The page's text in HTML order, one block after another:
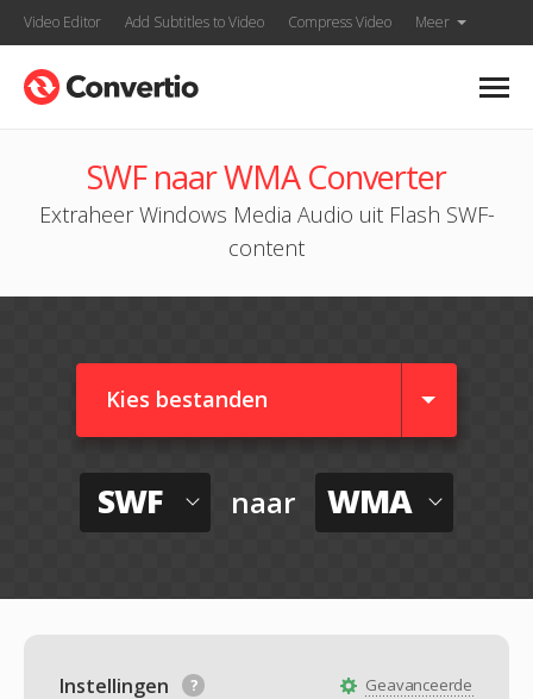
Video Editor Add Subtitles to Video Compress Video Meer
SWF naar WMA Converter
Extraheer Windows Media Audio uit Flash SWF-
content
Kies bestanden
SWF naar WMA
Geavanceerde
Instellingen